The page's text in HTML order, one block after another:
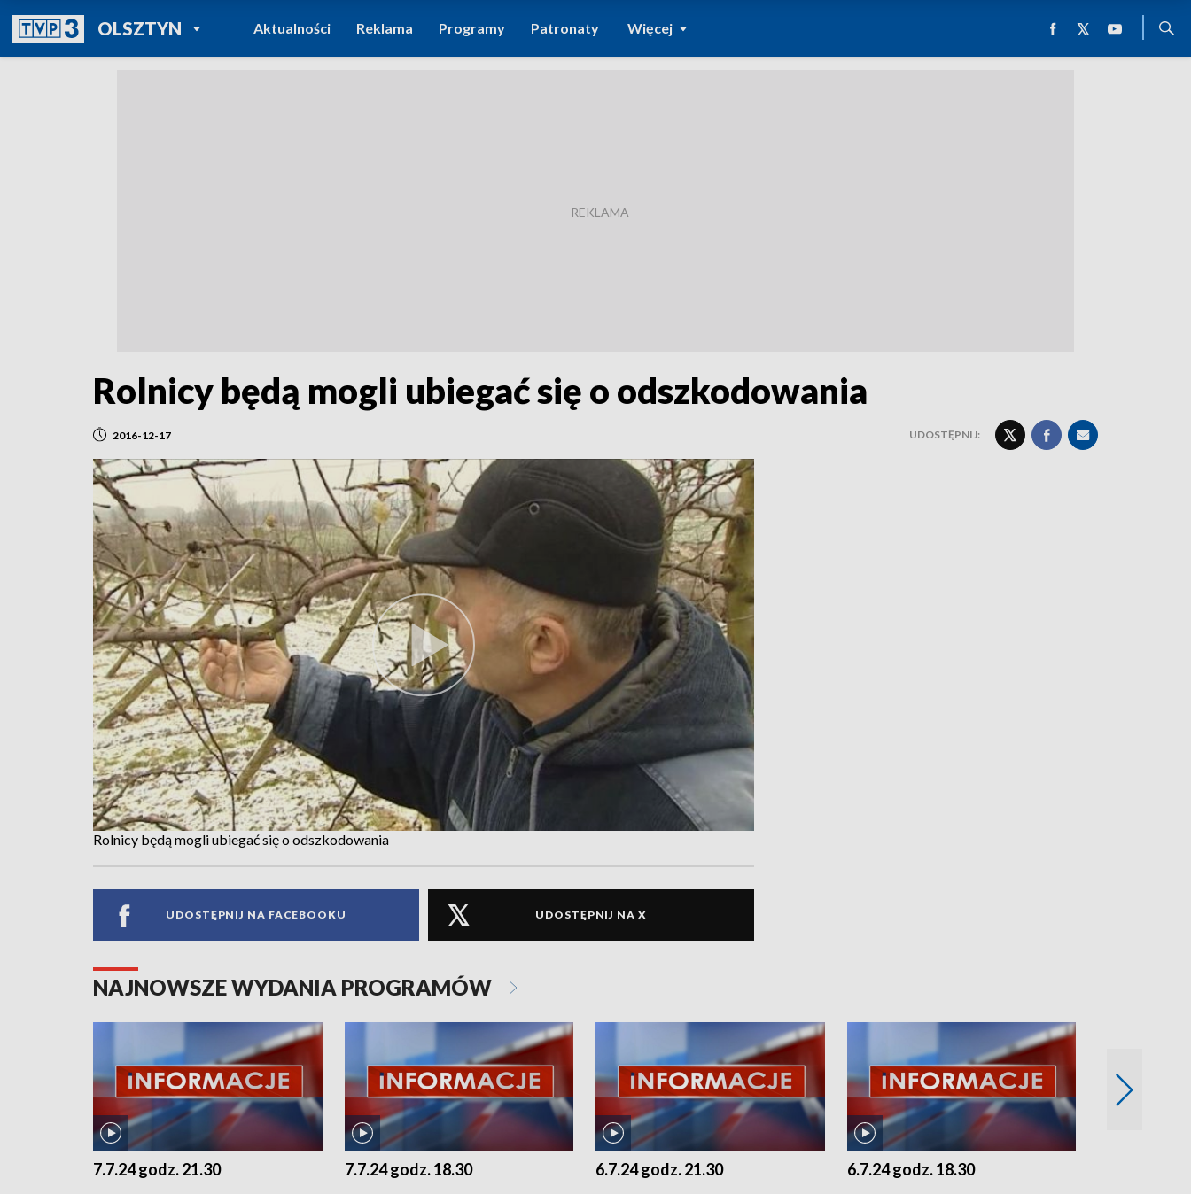
OLSZTYNPOWRÓT DO
TVP REGIONY
Aktualności Reklama Programy Patronaty Więcej
Rolnicy będą mogli ubiegać się o odszkodowania
2016-12-17 UDOSTĘPNIJ:
Rolnicy będą mogli ubiegać się o odszkodowania
UDOSTĘPNIJ NA FACEBOOKU UDOSTĘPNIJ NA X
NAJNOWSZE WYDANIA PROGRAMÓW
7.7.24 godz. 21.30 7.7.24 godz. 18.30 6.7.24 godz. 21.30 6.7.24 godz. 18.30